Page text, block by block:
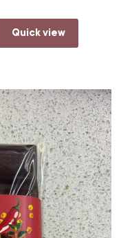
Quick view